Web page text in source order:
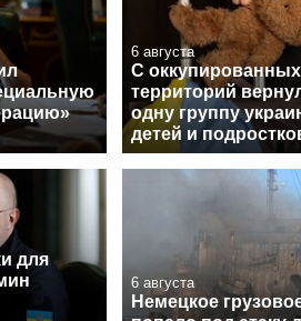
6 августа
С оккупированных
территорий
одну группу
детей и
для
6 августа
Немецкое